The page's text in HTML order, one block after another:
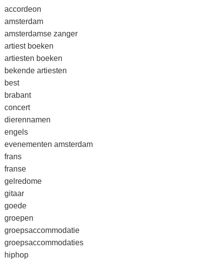
accordeon
amsterdam
amsterdamse zanger
artiest boeken
artiesten boeken
bekende artiesten
best
brabant
concert
dierennamen
engels
evenementen amsterdam
frans
franse
gelredome
gitaar
goede
groepen
groepsaccommodatie
groepsaccommodaties
hiphop